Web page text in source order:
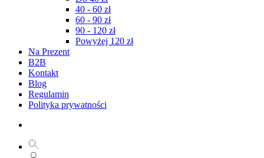
40 - 60 zł
60 - 90 zł
90 - 120 zł
Powyżej 120 zł
Na Prezent
B2B
Kontakt
Blog
Regulamin
Polityka prywatności